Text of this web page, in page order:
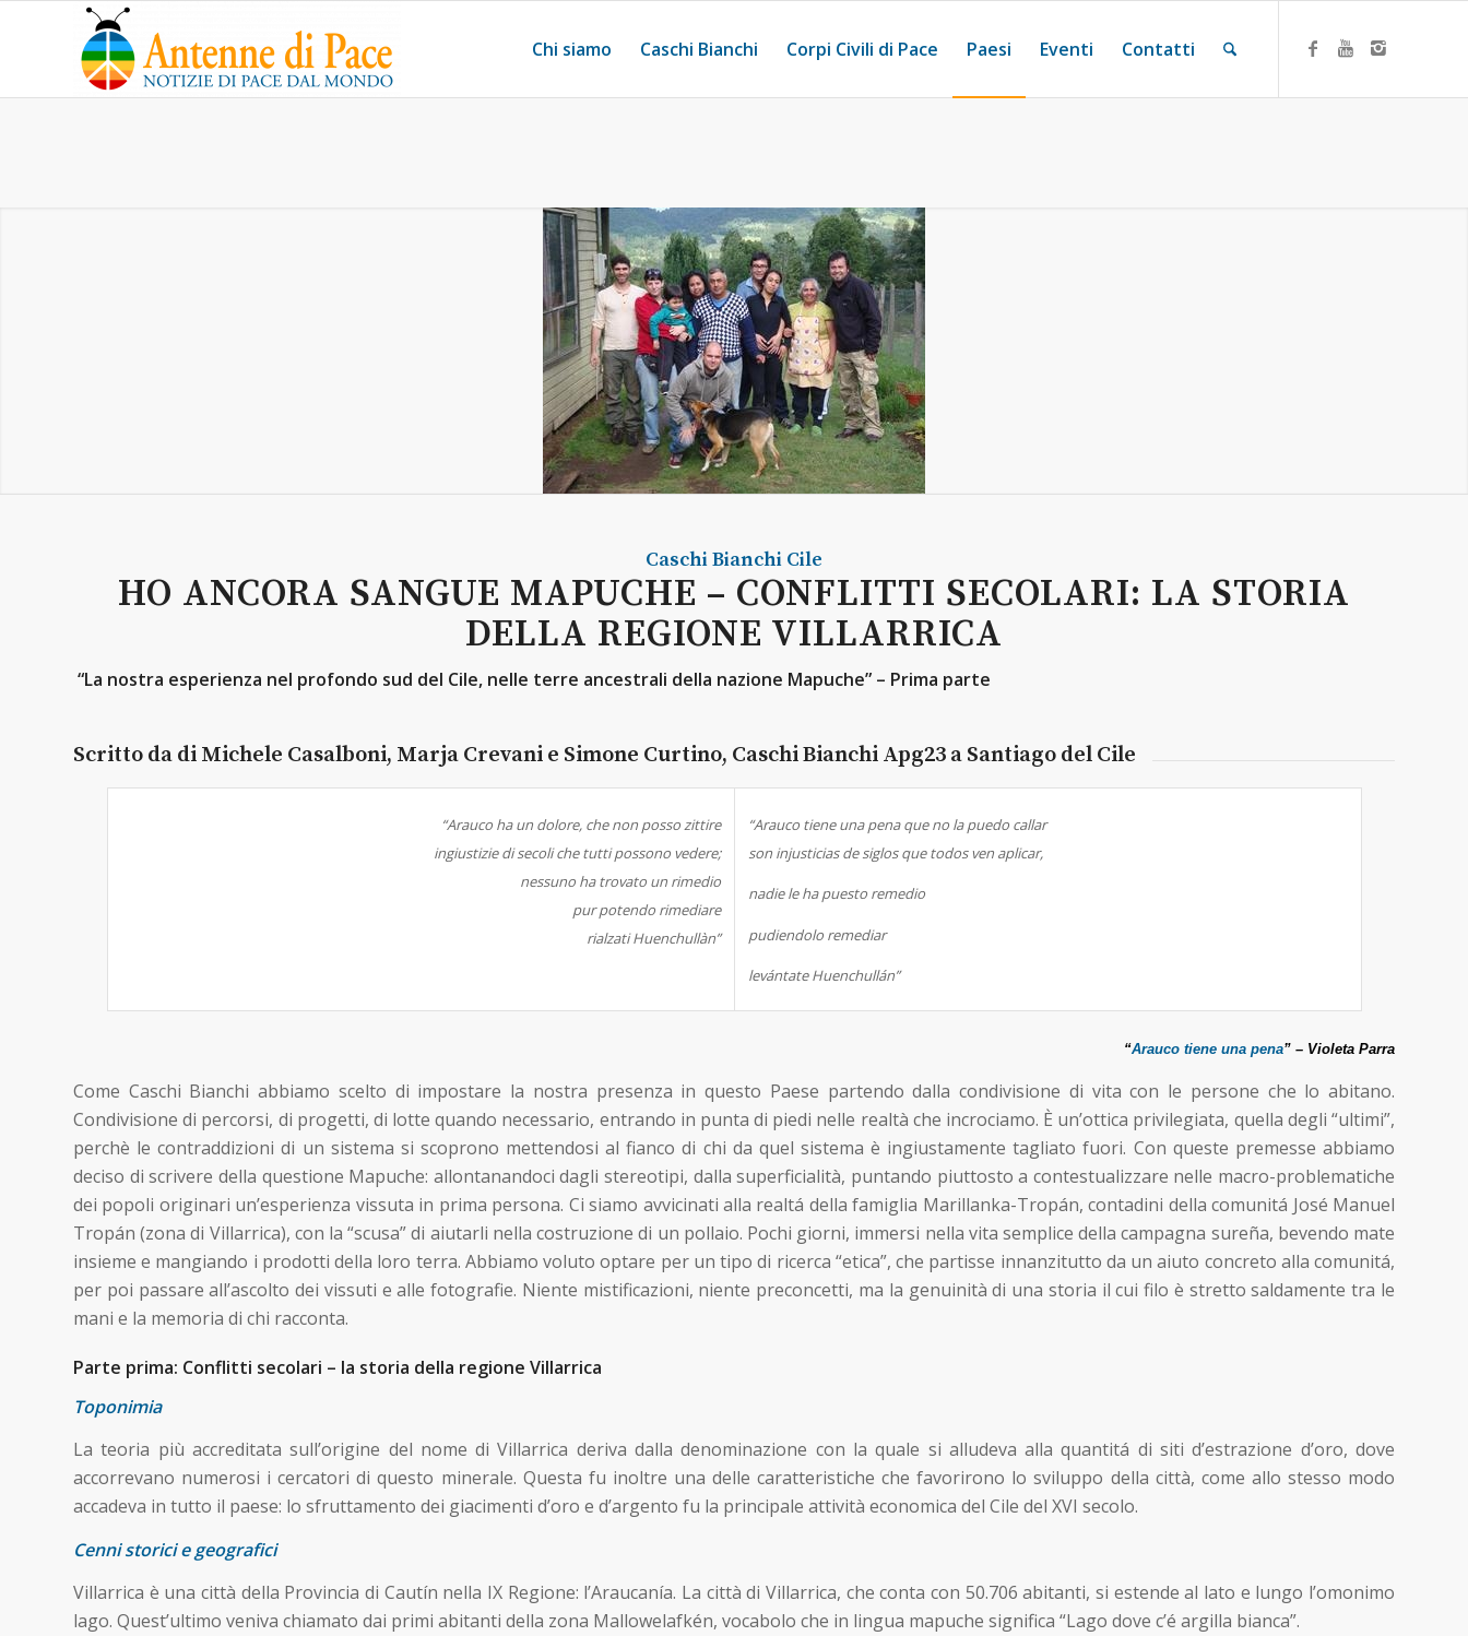
Chi siamo Caschi Bianchi Corpi Civili di Pace Paesi Eventi Contatti
Caschi Bianchi Cile
HO ANCORA SANGUE MAPUCHE – CONFLITTI SECOLARI: LA STORIA
DELLA REGIONE VILLARRICA
“La nostra esperienza nel profondo sud del Cile, nelle terre ancestrali della nazione Mapuche” – Prima parte
Scritto da di Michele Casalboni, Marja Crevani e Simone Curtino, Caschi Bianchi Apg23 a Santiago del Cile
“Arauco ha un dolore, che non posso zittire
ingiustizie di secoli che tutti possono vedere;
nessuno ha trovato un rimedio
pur potendo rimediare
rialzati Huenchullàn”
“Arauco tiene una pena que no la puedo callar
son injusticias de siglos que todos ven aplicar,
nadie le ha puesto remedio
pudiendolo remediar
levántate Huenchullán”
“Arauco tiene una pena” – Violeta Parra
Come Caschi Bianchi abbiamo scelto di impostare la nostra presenza in questo Paese partendo dalla condivisione di vita con le persone che lo abitano.
Condivisione di percorsi, di progetti, di lotte quando necessario, entrando in punta di piedi nelle realtà che incrociamo. È un’ottica privilegiata, quella degli “ultimi”,
perchè le contraddizioni di un sistema si scoprono mettendosi al fianco di chi da quel sistema è ingiustamente tagliato fuori. Con queste premesse abbiamo
deciso di scrivere della questione Mapuche: allontanandoci dagli stereotipi, dalla superficialità, puntando piuttosto a contestualizzare nelle macro-problematiche
dei popoli originari un’esperienza vissuta in prima persona. Ci siamo avvicinati alla realtá della famiglia Marillanka-Tropán, contadini della comunitá José Manuel
Tropán (zona di Villarrica), con la “scusa” di aiutarli nella costruzione di un pollaio. Pochi giorni, immersi nella vita semplice della campagna sureña, bevendo mate
insieme e mangiando i prodotti della loro terra. Abbiamo voluto optare per un tipo di ricerca “etica”, che partisse innanzitutto da un aiuto concreto alla comunitá,
per poi passare all’ascolto dei vissuti e alle fotografie. Niente mistificazioni, niente preconcetti, ma la genuinità di una storia il cui filo è stretto saldamente tra le
mani e la memoria di chi racconta.
Parte prima: Conflitti secolari – la storia della regione Villarrica
Toponimia
La teoria più accreditata sull’origine del nome di Villarrica deriva dalla denominazione con la quale si alludeva alla quantitá di siti d’estrazione d’oro, dove
accorrevano numerosi i cercatori di questo minerale. Questa fu inoltre una delle caratteristiche che favorirono lo sviluppo della città, come allo stesso modo
accadeva in tutto il paese: lo sfruttamento dei giacimenti d’oro e d’argento fu la principale attività economica del Cile del XVI secolo.
Cenni storici e geografici
Villarrica è una città della Provincia di Cautín nella IX Regione: l’Araucanía. La città di Villarrica, che conta con 50.706 abitanti, si estende al lato e lungo l’omonimo
lago. Quest’ultimo veniva chiamato dai primi abitanti della zona Mallowelafkén, vocabolo che in lingua mapuche significa “Lago dove c’é argilla bianca”.